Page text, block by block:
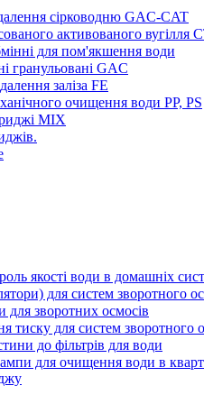
сірководню GAC-CAT
активованого вугілля
для пом'якшення води
гранульовані GAC
заліза FE
очищення води PP, PS
MIX
якості води в домашніх
для систем зворотного
для зворотних осмосів
тиску для систем зворотного
до фільтрів для води
для очищення води в